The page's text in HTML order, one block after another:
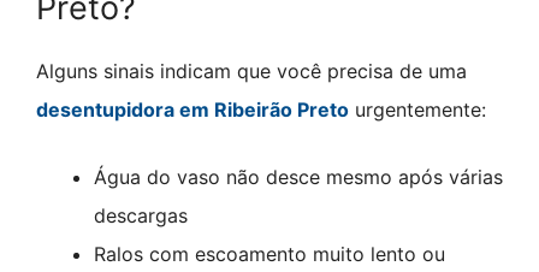
Alguns sinais indicam que você precisa de uma
desentupidora em Ribeirão Preto urgentemente:
Água do vaso não desce mesmo após várias
descargas
Ralos com escoamento muito lento ou